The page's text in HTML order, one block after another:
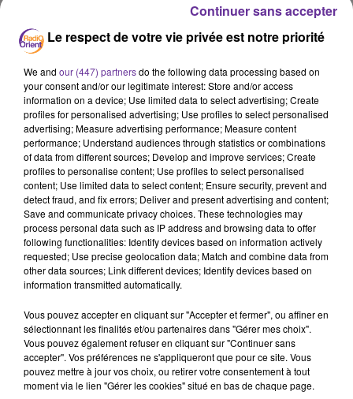
Tunisie Maroc
Algérie
Les Unes du Maghreb
29 mai 2026 - 4 min 1 sec
TENSIONS SUR LES VISAS AU MAROC ET
BATAILLE JUDICIAIRE AUTOUR DES
LÉGISLATIVES EN ALGÉRIE
Radio Orient
Revue de presse des médias du Maghreb
Au sommaire:
Maroc : colère des transporteurs après les refus massifs
de visas français pour les chauffeurs routiers (Hespress)
Maroc : le système européen EES complique davantage
Le respect de votre vie privée est notre priorité
We and our (447) partnersdo the following data processing based on
your consent and/or our legitimate interest: Store and/or access
information on a device; Use limited data to select advertising; Create
profiles for personalised advertising; Use profiles to select personalised
advertising; Measure advertising performance; Measure content
performance; Understand audiences through statistics or combinations
of data from different sources; Develop and improve services; Create
profiles to personalise content; Use profiles to select personalised
content; Use limited data to select content; Ensure security, prevent and
detect fraud, and fix errors; Deliver and present advertising and content;
Save and communicate privacy choices. These technologies may
process personal data such as IP address and browsing data to offer
following functionalities: Identify devices based on information actively
requested; Use precise geolocation data; Match and combine data from
other data sources; Link different devices; Identify devices based on
information transmitted automatically.
Vous pouvez accepter en cliquant sur "Accepter et fermer", ou affiner en
sélectionnant les finalités et/ou partenaires dans "Gérer mes choix".
Vous pouvez également refuser en cliquant sur "Continuer sans
accepter". Vos préférences ne s'appliqueront que pour ce site. Vous
pouvez mettre à jour vos choix, ou retirer votre consentement à tout
moment via le lien "Gérer les cookies" situé en bas de chaque page.
Continuer sans accepter